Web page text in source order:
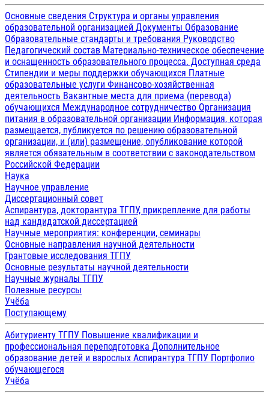
Основные сведения Структура и органы управления
образовательной организацией Документы Образование
Образовательные стандарты и требования Руководство
Педагогический состав Материально-техническое обеспечение
и оснащенность образовательного процесса. Доступная среда
Стипендии и меры поддержки обучающихся Платные
образовательные услуги Финансово-хозяйственная
деятельность Вакантные места для приема (перевода)
обучающихся Международное сотрудничество Организация
питания в образовательной организации Информация, которая
размещается, публикуется по решению образовательной
организации, и (или) размещение, опубликование которой
является обязательным в соответствии с законодательством
Российской Федерации
Наука
Научное управление
Диссертационный совет
Аспирантура, докторантура ТГПУ, прикрепление для работы
над кандидатской диссертацией
Научные мероприятия: конференции, семинары
Основные направления научной деятельности
Грантовые исследования ТГПУ
Основные результаты научной деятельности
Научные журналы ТГПУ
Полезные ресурсы
Учёба
Поступающему
Абитуриенту ТГПУ Повышение квалификации и
профессиональная переподготовка Дополнительное
образование детей и взрослых Аспирантура ТГПУ Портфолио
обучающегося
Учёба